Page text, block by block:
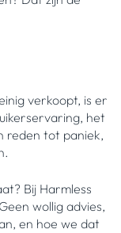
verkoopt, is er
het
reden tot paniek,
Bij Harmless
wollig advies,
en hoe we dat